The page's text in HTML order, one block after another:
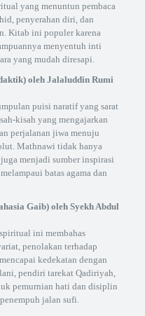
yang menuntun pembaca
penyerahan diri, dan
Kitab ini populer karena
menyentuh inti
yang mudah diresapi.
oleh Jalaluddin Rumi
puisi naratif yang sarat
kisah yang mengajarkan
perjalanan jiwa menuju
Mathnawi tidak hanya
menjadi sumber inspirasi
batas agama dan
Gaib) oleh Syekh Abdul
ini membahas
penolakan terhadap
kedekatan dengan
pendiri tarekat Qadiriyah,
pemurnian hati dan disiplin
jalan sufi.